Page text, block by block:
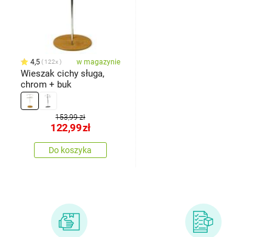
4,5 122x w magazynie
Wieszak cichy sługa,
chrom + buk
153,99 zł
122,99zł
Do koszyka